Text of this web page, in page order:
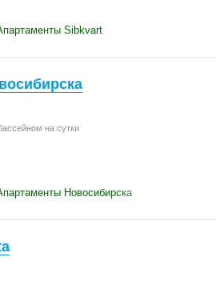
Sibkvart
на сутки
Новосибирска